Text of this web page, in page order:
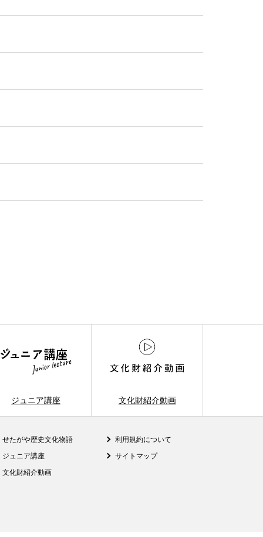
ジュニア講座 文化財紹介動画
せたがや歴史文化物語
ジュニア講座
文化財紹介動画
利用規約について
サイトマップ